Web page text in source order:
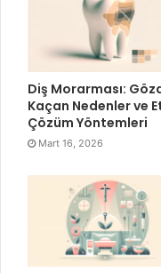
Diş Morarması:
Kaçan Nedenler ve
Çözüm Yöntemleri
Mart 16, 2026